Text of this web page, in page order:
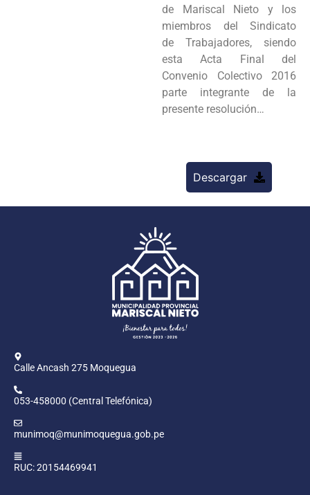
de Mariscal Nieto y los
miembros del Sindicato
de Trabajadores, siendo
esta Acta Final del
Convenio Colectivo 2016
parte integrante de la
presente resolución…
Descargar
Calle Ancash 275 Moquegua
053-458000 (Central Telefónica)
munimoq@munimoquegua.gob.pe
RUC: 20154469941